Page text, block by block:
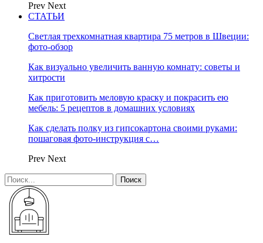
Prev Next
СТАТЬИ
Светлая трехкомнатная квартира 75 метров в Швеции:
фото-обзор
Как визуально увеличить ванную комнату: советы и
хитрости
Как приготовить меловую краску и покрасить ею
мебель: 5 рецептов в домашних условиях
Как сделать полку из гипсокартона своими руками:
пошаговая фото-инструкция с…
Prev Next